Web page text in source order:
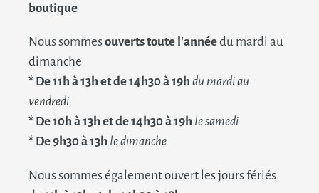
boutique
Nous sommesouverts toute l'annéedu mardi au
dimanche
* De 11h à 13h et de 14h30 à 19h du mardi au
vendredi
* De 10h à 13h et de 14h30 à 19h le samedi
* De 9h30 à 13h le dimanche
Nous sommes également ouvert les jours fériés